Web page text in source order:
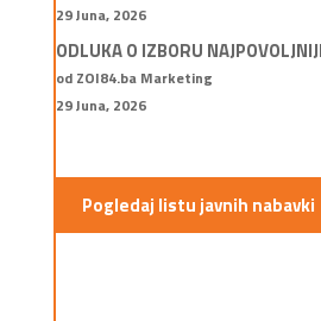
29 Juna, 2026
ODLUKA O IZBORU
od ZOI84.ba Marketing
29 Juna, 2026
Pogledaj listu javnih nabavki